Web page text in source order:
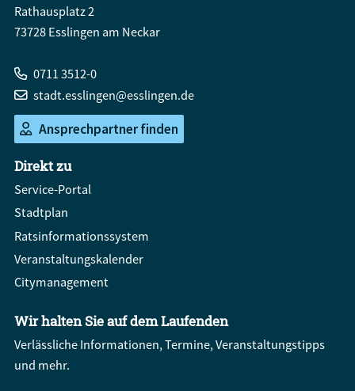
Rathausplatz 2
73728 Esslingen am Neckar
0711 3512-0
stadt.esslingen@esslingen.de
Ansprechpartner finden
Direkt zu
Service-Portal
Stadtplan
Ratsinformationssystem
Veranstaltungskalender
Citymanagement
Wir halten Sie auf dem Laufenden
Verlässliche Informationen, Termine, Veranstaltungstipps
und mehr.